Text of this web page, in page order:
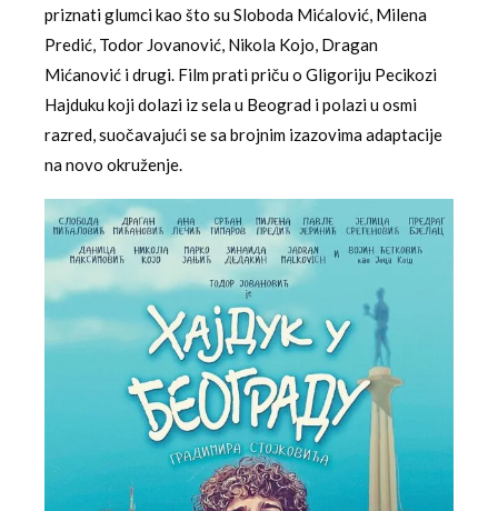
priznati glumci kao što su Sloboda Mićalović, Milena
Predić, Todor Jovanović, Nikola Kojo, Dragan
Mićanović i drugi. Film prati priču o Gligoriju Pecikozi
Hajduku koji dolazi iz sela u Beograd i polazi u osmi
razred, suočavajući se sa brojnim izazovima adaptacije
na novo okruženje.